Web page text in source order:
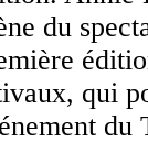
du
qui
du